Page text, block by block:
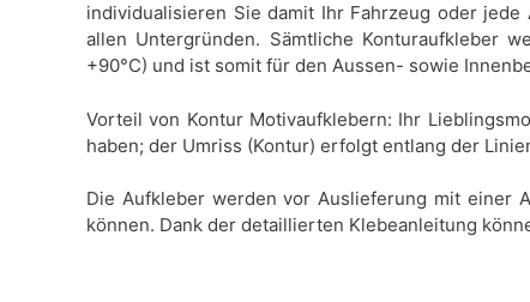
individualisieren Sie damit Ihr Fahrzeug oder
allen Untergründen. Sämtliche Konturaufkleber
+90°C) und ist somit für den Aussen- sowie
Vorteil von Kontur Motivaufklebern: Ihr
haben; der Umriss (Kontur) erfolgt entlang der
Die Aufkleber werden vor Auslieferung mit einer
können. Dank der detaillierten Klebeanleitung